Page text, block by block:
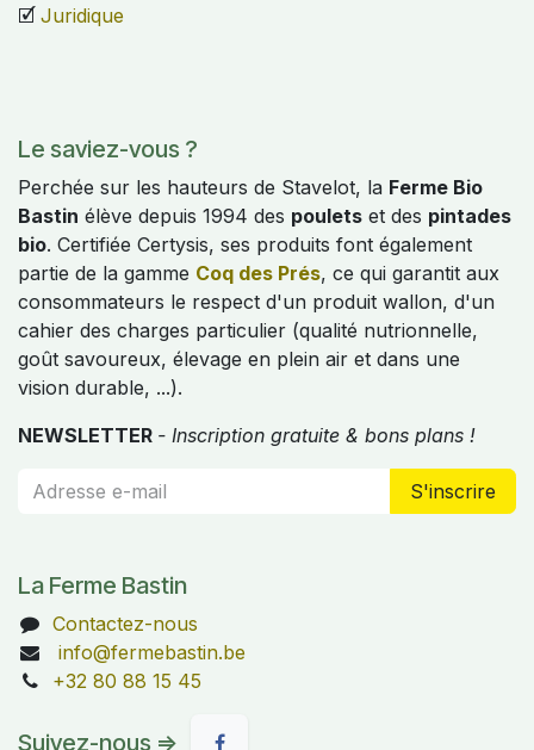
🗹 Juridique
Le saviez-vous ?
Perchée sur les hauteurs de Stavelot, la Ferme Bio
Bastin élève depuis 1994 des poulets et des pintades
bio. Certifiée Certysis, ses produits font également
partie de la gamme Coq des Prés, ce qui garantit aux
consommateurs le respect d'un produit wallon, d'un
cahier des charges particulier (qualité nutrionnelle,
goût savoureux, élevage en plein air et dans une
vision durable, ...).
NEWSLETTER - Inscription gratuite & bons plans !
S'inscrire
La Ferme Bastin
Contactez-nous
info@fermebastin.be
+32 80 88 15 45
Suivez-nous =>